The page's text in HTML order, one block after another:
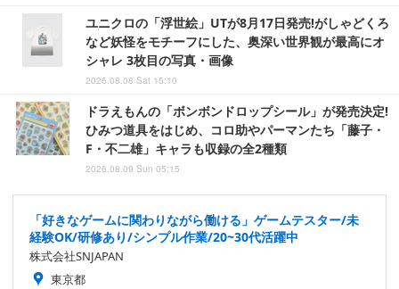
ユニクロの「浮世絵」UTが8月17日発売!がしゃどくろ
など妖怪をモチーフにした、奥深い世界観が最高にオ
シャレ 3枚目の写真・画像
2026.08.08 Sat 15:10
ドラえもんの「ボンボンドロップシール」が発売決定!
ひみつ道具をはじめ、コロ助やパーマンたち「藤子・
F・不二雄」キャラも収録の全2種類
2026.08.09 Sun 05:15
「好きなゲームに関わりながら働ける」ゲームテスター/未
経験OK/研修あり/シンプル作業/20~30代活躍中
株式会社SNJAPAN
東京都